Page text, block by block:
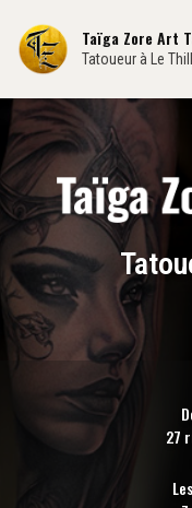
contenu
principal
Taïga Zore Art
Tatoueur à Le
27